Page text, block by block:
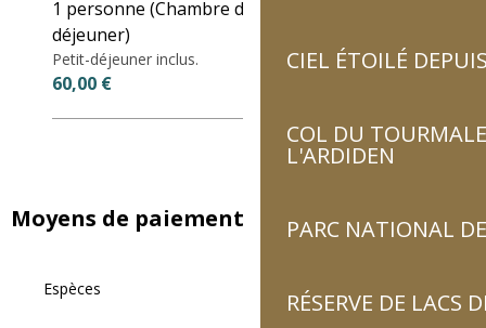
CIEL ÉTOILÉ
COL DU
L'ARDIDEN
PARC NATIONAL
RÉSERVE DE LACS
1 personne (Chambre d'hôtes avec petit
déjeuner)
Petit-déjeuner inclus.
60,00 €
Moyens de paiement
Espèces